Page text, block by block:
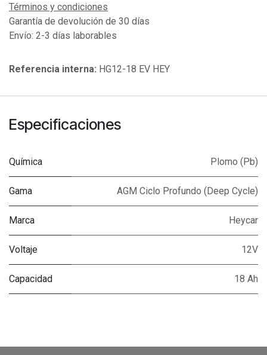
Términos y condiciones
Garantía de devolución de 30 días
Envío: 2-3 días laborables
Referencia interna: HG12-18 EV HEY
Especificaciones
Química Plomo (Pb)
Gama AGM Ciclo Profundo (Deep Cycle)
Marca Heycar
Voltaje 12V
Capacidad 18 Ah